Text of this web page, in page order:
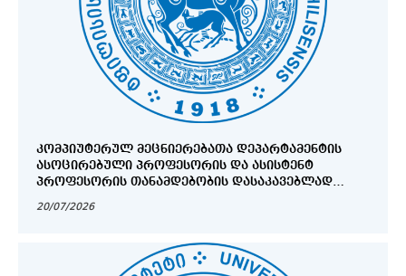
ᲙᲝᲛᲞᲘᲣᲢᲔᲠᲣᲚ ᲛᲔᲪᲜᲘᲔᲠᲔᲑᲐᲗᲐ ᲓᲔᲞᲐᲠᲢᲐᲛᲔᲜᲢᲘᲡ
ᲐᲡᲝᲪᲘᲠᲔᲑᲣᲚᲘ ᲞᲠᲝᲤᲔᲡᲝᲠᲘᲡ ᲓᲐ ᲐᲡᲘᲡᲢᲔᲜᲢ
ᲞᲠᲝᲤᲔᲡᲝᲠᲘᲡ ᲗᲐᲜᲐᲛᲓᲔᲑᲝᲑᲘᲡ ᲓᲐᲡᲐᲙᲐᲕᲔᲑᲚᲐᲓ
ᲒᲐᲜᲠᲘᲒᲘ
20/07/2026